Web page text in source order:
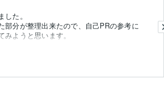
た。
分が整理出来たので、自己PRの参考に
ようと思います。